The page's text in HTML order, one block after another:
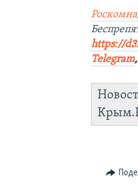
https://
Telegram,